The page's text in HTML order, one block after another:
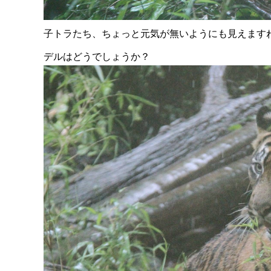
子トラたち、ちょっと元気が無いようにも見えます
デルはどうでしょうか？